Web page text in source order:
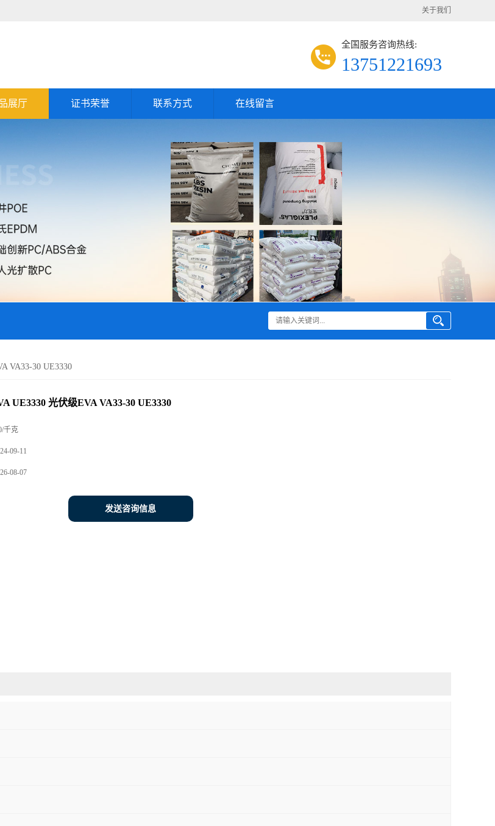
关于我们
全国服务咨询热线:
13751221693
展厅 证书荣誉 联系方式 在线留言
VA33-30 UE3330
UE3330 光伏级EVA VA33-30 UE3330
千克
09-11
08-07
发送咨询信息